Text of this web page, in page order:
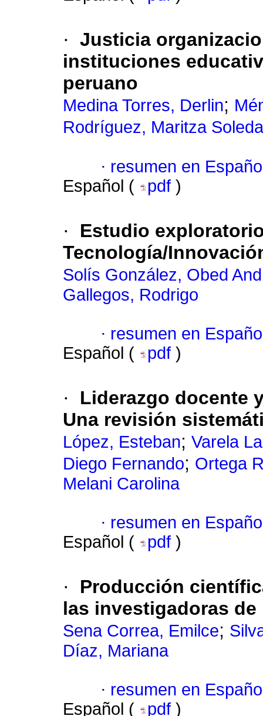
· Justicia
instituciones
peruano
Medina Torres, Derlin;
Rodríguez, Maritza
· resumen en
Español (
pdf )
·
Estudio
Tecnología/
Solís González, Obed
Gallegos, Rodrigo
· resumen en
Español (
pdf )
·
Liderazgo docente
Una revisión
López, Esteban; Varela
Diego Fernando; Ortega
Melani Carolina
· resumen en
Español (
pdf )
·
Producción
las investigadoras de
Sena Correa, Emilce;
Díaz, Mariana
· resumen en
Español (
pdf )